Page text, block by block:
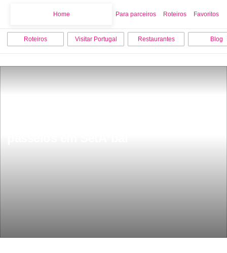
Home Para parceiros Roteiros Favoritos
Roteiros Visitar Portugal Restaurantes Blog